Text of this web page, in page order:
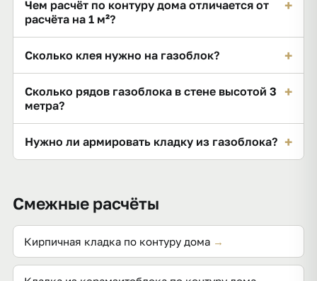
Чем расчёт по контуру дома отличается от
расчёта на 1 м²?
+
стены, а этот считает весь дом: периметр × высота
блоков и мешков клея для заказа.
Сколько клея нужно на газоблок? +
смеси на 1 м³ кладки при шве 2–3 мм. Для
примера (27,9 м³) это 781,2 кг, или 32 мешка по 25
Сколько рядов газоблока в стене высотой 3
метра?
+
250 мм это 3 ÷ 0,25 = 12 ряда.
Нужно ли армировать кладку из газоблока? +
армопояс. Калькулятор считает только блоки и
задаёт проект.
Смежные расчёты
Кирпичная кладка по контуру дома →